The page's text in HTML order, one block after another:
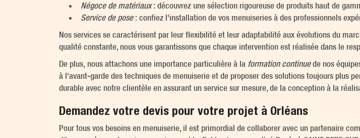
Négoce de matériaux: découvrez une sélection rigoureuse de produits haut de
Service de pose: confiez l'installation de vos menuiseries à des professionnels
Nos services se caractérisent par leur flexibilité et leur adaptabilité aux évolutions du
qualité constante, nous vous garantissons que chaque intervention est réalisée dans le
De plus, nous attachons une importance particulière à la formation continuede nos
à l'avant-garde des techniques de menuiserie et de proposer des solutions toujours plus
durable avec notre clientèle en assurant un service sur mesure, de la conception à la
Demandez votre devis pour votre projet à Orléans
Pour tous vos besoins en menuiserie, il est primordial de collaborer avec un partenaire